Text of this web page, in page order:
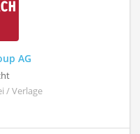
AG
/ Verlage